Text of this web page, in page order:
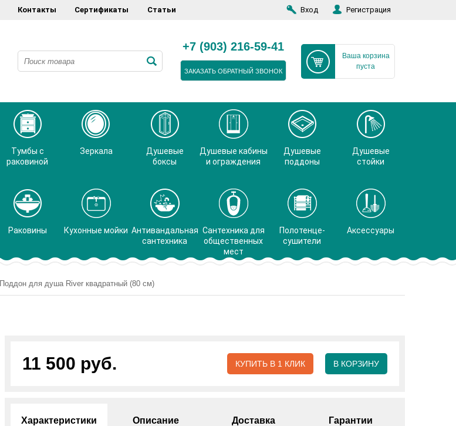
Контакты Сертификаты Статьи Вход Регистрация
+7 (903) 216-59-41
ЗАКАЗАТЬ ОБРАТНЫЙ ЗВОНОК
Ваша корзина
пуста
Тумбы с
раковиной
Зеркала
Душевые
боксы
Душевые кабины
и ограждения
Душевые
поддоны
Душевые
стойки
Раковины Кухонные мойки Антивандальная
сантехника
Сантехника для
общественных
мест
Полотенце-
сушители
Аксессуары
Поддон для душа River квадратный (80 см)
11 500 руб. КУПИТЬ В 1 КЛИК В КОРЗИНУ
Характеристики Описание Доставка Гарантии